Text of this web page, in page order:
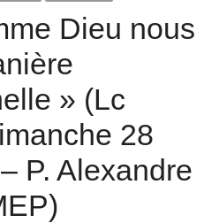
Dieu nous
» (Lc
28
P. Alexandre